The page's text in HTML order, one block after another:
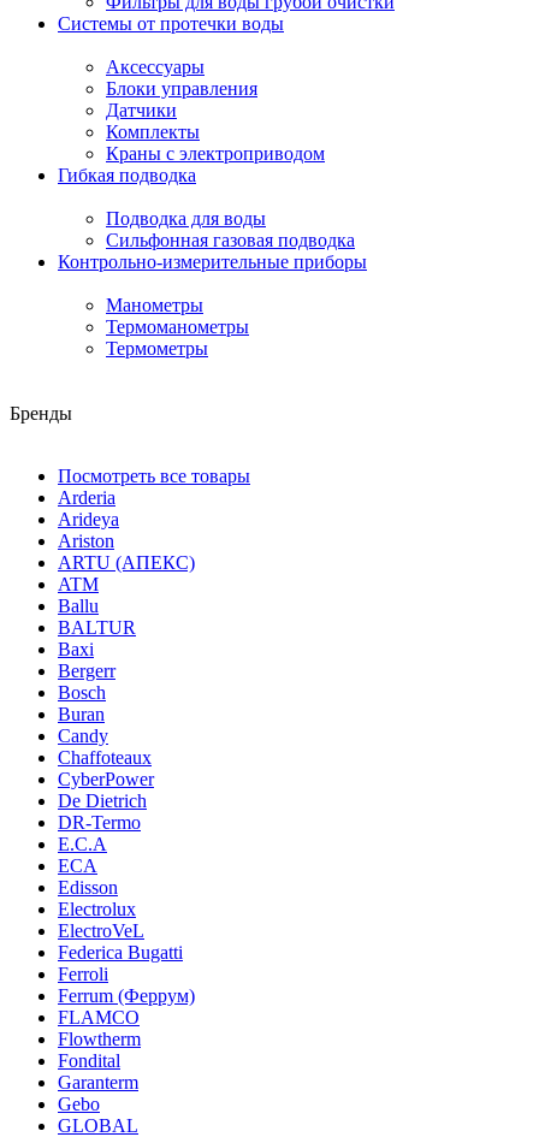
Системы от протечки воды
Аксессуары
Блоки управления
Датчики
Комплекты
Краны с электроприводом
Гибкая подводка
Подводка для воды
Сильфонная газовая подводка
Контрольно-измерительные приборы
Манометры
Термоманометры
Термометры
Бренды
Посмотреть все товары
Arderia
Arideya
Ariston
ARTU (АПЕКС)
ATM
Ballu
BALTUR
Baxi
Bergerr
Bosch
Buran
Candy
Chaffoteaux
CyberPower
De Dietrich
DR-Termo
E.C.A
ECA
Edisson
Electrolux
ElectroVeL
Federica Bugatti
Ferroli
Ferrum (Феррум)
FLAMCO
Flowtherm
Fondital
Garanterm
Gebo
GLOBAL